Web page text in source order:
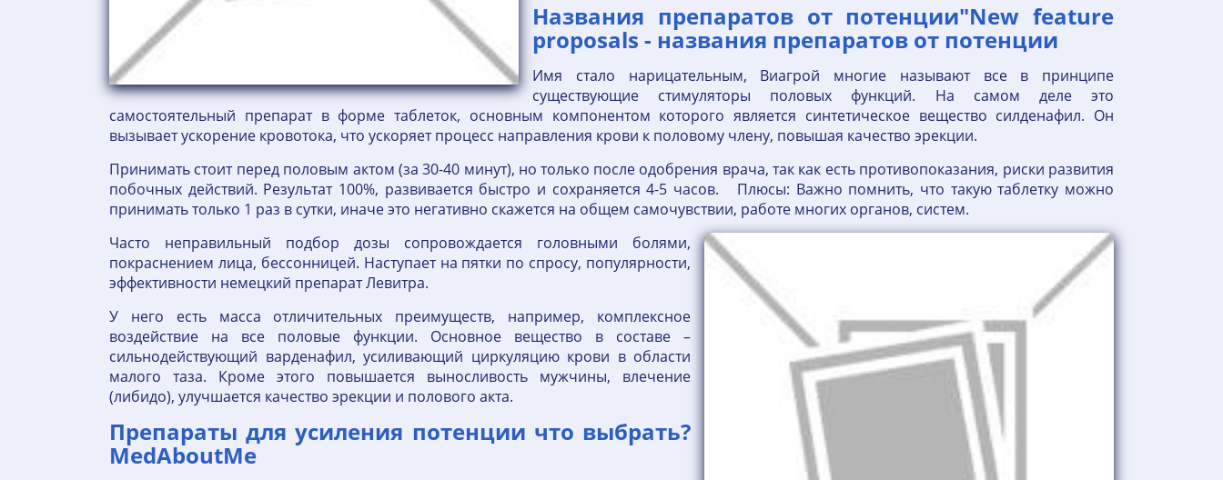
Названия препаратов от потенции"New feature
proposals - названия препаратов от потенции
Имя стало нарицательным, Виагрой многие называют все в принципе
существующие стимуляторы половых функций. На самом деле это
самостоятельный препарат в форме таблеток, основным компонентом которого является синтетическое вещество силденафил. Он
вызывает ускорение кровотока, что ускоряет процесс направления крови к половому члену, повышая качество эрекции.
Принимать стоит перед половым актом (за 30-40 минут), но только после одобрения врача, так как есть противопоказания, риски развития
побочных действий. Результат 100%, развивается быстро и сохраняется 4-5 часов. Плюсы: Важно помнить, что такую таблетку можно
принимать только 1 раз в сутки, иначе это негативно скажется на общем самочувствии, работе многих органов, систем.
Часто неправильный подбор дозы сопровождается головными болями,
покраснением лица, бессонницей. Наступает на пятки по спросу, популярности,
эффективности немецкий препарат Левитра.
У него есть масса отличительных преимуществ, например, комплексное
воздействие на все половые функции. Основное вещество в составе –
сильнодействующий варденафил, усиливающий циркуляцию крови в области
малого таза. Кроме этого повышается выносливость мужчины, влечение
(либидо), улучшается качество эрекции и полового акта.
Препараты для усиления потенции что выбрать?
MedAboutMe